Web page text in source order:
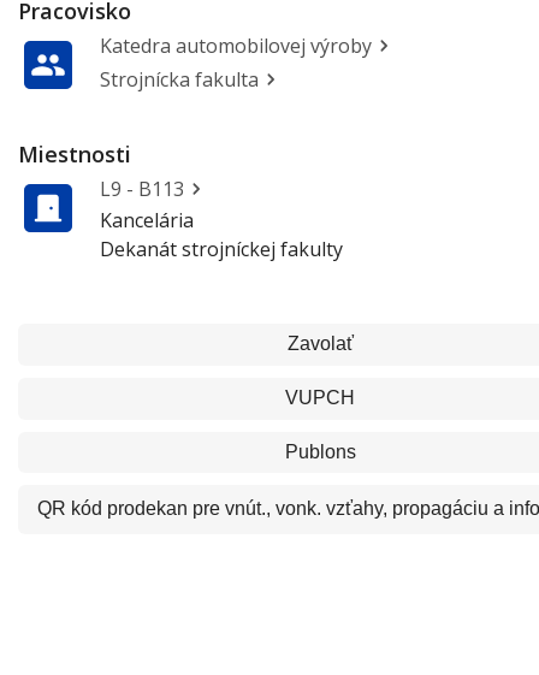
Pracovisko
Katedra automobilovej výroby
Strojnícka fakulta
Miestnosti
L9 - B113
Kancelária
Dekanát strojníckej fakulty
Zavolať
VUPCH
Publons
QR kód prodekan pre vnút., vonk. vzťahy, propagáciu a